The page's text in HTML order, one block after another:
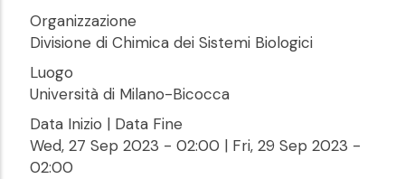
Organizzazione
Divisione di Chimica dei Sistemi Biologici
Luogo
Università di Milano-Bicocca
Data Inizio | Data Fine
Wed, 27 Sep 2023 - 02:00 | Fri, 29 Sep 2023 -
02:00